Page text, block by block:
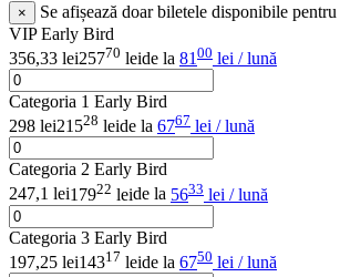
×
Se afișează doar biletele disponibile
VIP Early Bird
356,33 lei25770 leide la 81 00 lei / lună
Categoria 1 Early Bird
298 lei21528 leide la 6767 lei / lună
Categoria 2 Early Bird
247,1 lei17922 leide la 5633 lei / lună
Categoria 3 Early Bird
197,25 lei14317 leide la 6750 lei / lună